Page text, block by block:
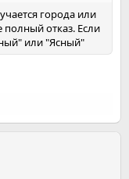
города или
отказ. Если
или "Ясный"